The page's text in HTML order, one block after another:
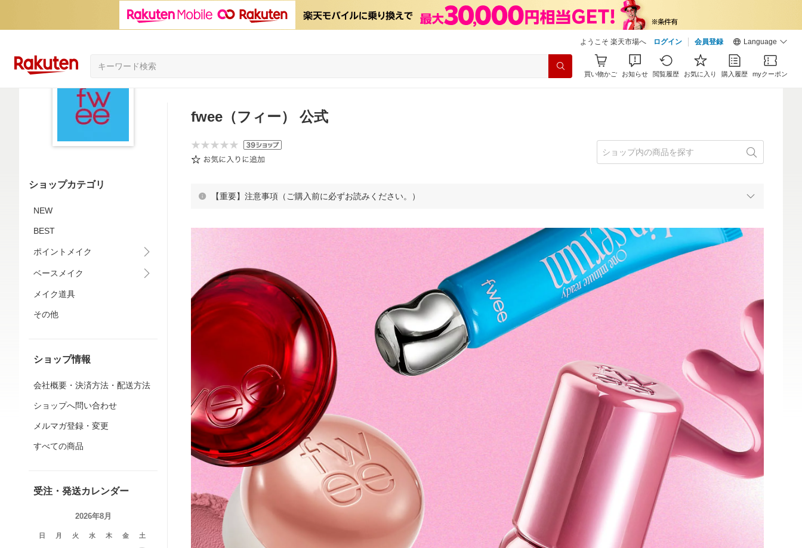
ようこそ 楽天市場へ ログイン 会員登録 Language
買い物かご お知らせ 閲覧履歴 お気に入り 購入履歴 myクーポン
ショップカテゴリ
NEW
BEST
ポイントメイク
ベースメイク
メイク道具
その他
ショップ情報
会社概要・決済方法・配送方法
ショップへ問い合わせ
メルマガ登録・変更
すべての商品
受注・発送カレンダー
2026年8月
日 月 火 水 木 金 土
fwee（フィー） 公式
【重要】注意事項（ご購入前に必ずお読みください。）